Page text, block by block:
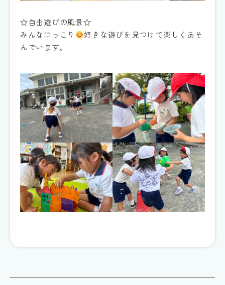
☆自由遊びの風景☆
みんなにっこり
好きな遊びを見つけて楽しくあそ
んでいます。